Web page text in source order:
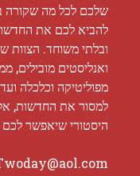
להביא לכם את
ובלתי משוחד. הצוות
ואנליסטים מובילים,
מפוליטיקה וכלכלה
למסור את החדשות,
היסטורי שיאפשר